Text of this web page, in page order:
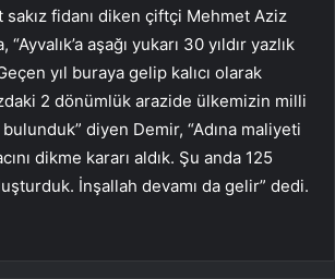
sakız fidanı diken çiftçi Mehmet Aziz
“Ayvalık’a aşağı yukarı 30 yıldır yazlık
yıl buraya gelip kalıcı olarak
2 dönümlük arazide ülkemizin milli
bulunduk” diyen Demir, “Adına maliyeti
dikme kararı aldık. Şu anda 125
İnşallah devamı da gelir” dedi.